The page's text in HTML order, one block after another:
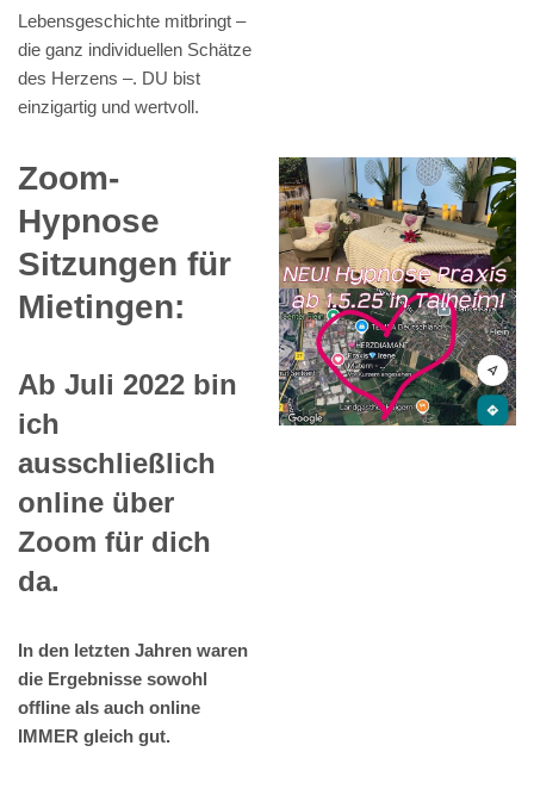
Lebensgeschichte mitbringt –
die ganz individuellen Schätze
des Herzens –. DU bist
einzigartig und wertvoll.
Zoom-
Hypnose
Sitzungen für
Mietingen:
Ab Juli 2022 bin
ich
ausschließlich
online über
Zoom für dich
da.
In den letzten Jahren waren
die Ergebnisse sowohl
offline als auch online
IMMER gleich gut.